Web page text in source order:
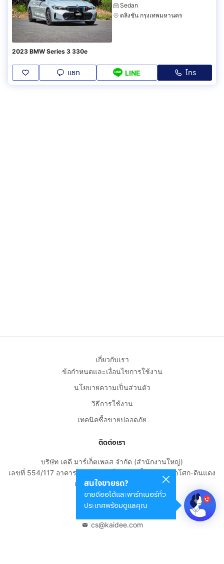
Sedan
ตลิ่งชัน กรุงเทพมหานคร
2023 BMW Series 3 330e
แชท LINE โทร
สนใจขายรถ?
ขายดีออโต้และพาร์ทเนอร์ทั่ว
ประเทศพร้อมดูแลคุณ
เกี่ยวกับเรา
ข้อกำหนดและเงื่อนไขการใช้งาน
นโยบายความเป็นส่วนตัว
วิธีการใช้งาน
เทคนิคซื้อขายปลอดภัย
ติดต่อเรา
บริษัท เคดี มาร์เก็ตเพลส จำกัด (สำนักงานใหญ่)
เลขที่ 554/117 อาคารสกายไนน์ เซ็นเตอร์ ชั้น 22 ถนนอโศก-ดินแดง
แขวงดินแดง เขตดินแดง
กรุงเทพมหานคร 10400
cs@kaidee.com